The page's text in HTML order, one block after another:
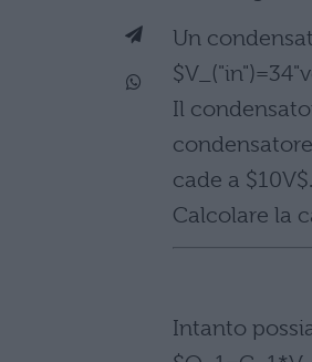
Un
Il
cade a $10V$.
Calcolare la
Intanto